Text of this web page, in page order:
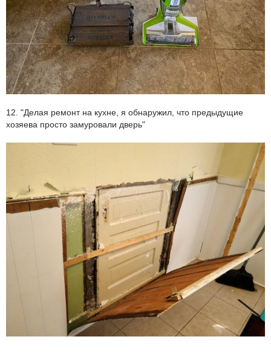
12. "Делая ремонт на кухне, я обнаружил, что предыдущие
хозяева просто замуровали дверь"